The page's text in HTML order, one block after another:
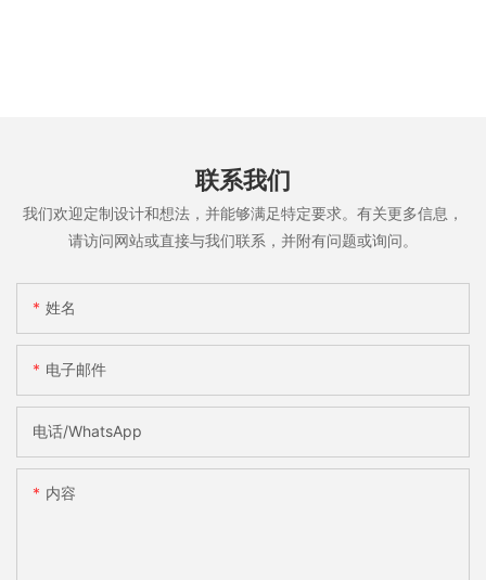
联系我们
我们欢迎定制设计和想法，并能够满足特定要求。有关更多信息，
请访问网站或直接与我们联系，并附有问题或询问。
姓名
电子邮件
电话/WhatsApp
内容